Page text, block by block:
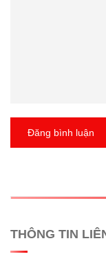
Đăng bình luận
THÔNG TIN